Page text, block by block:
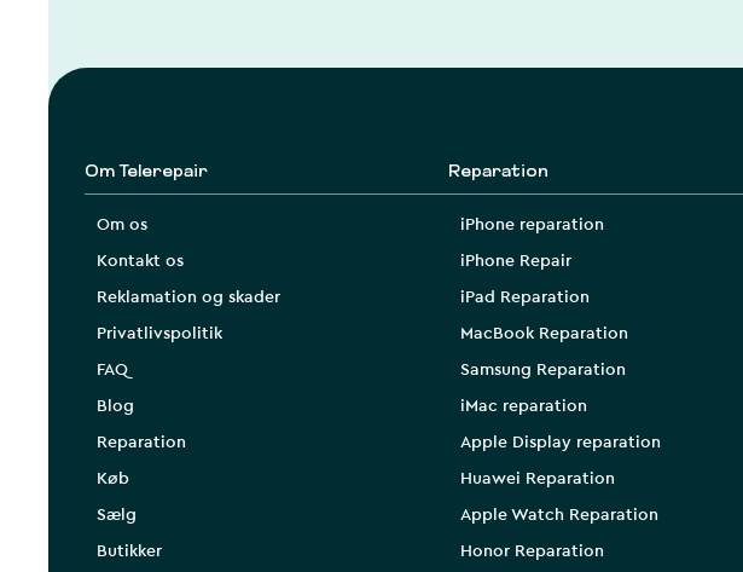
Om Telerepair
Om os
Kontakt os
Reklamation og skader
Privatlivspolitik
FAQ
Blog
Reparation
Køb
Sælg
Butikker
Reparation
iPhone reparation
iPhone Repair
iPad Reparation
MacBook Reparation
Samsung Reparation
iMac reparation
Apple Display reparation
Huawei Reparation
Apple Watch Reparation
Honor Reparation